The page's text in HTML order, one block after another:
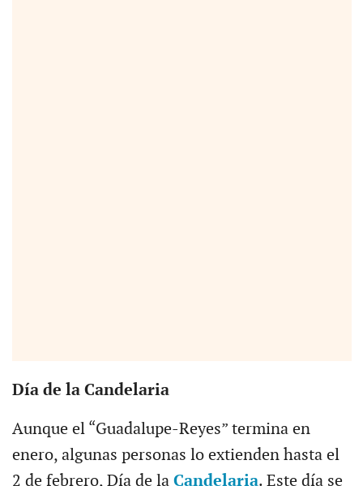
Día de la Candelaria
Aunque el “Guadalupe-Reyes” termina en
enero, algunas personas lo extienden hasta el
2 de febrero, Día de la Candelaria. Este día se